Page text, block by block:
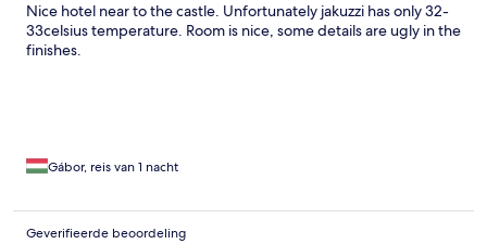
Nice hotel near to the castle. Unfortunately jakuzzi has only 32-
33celsius temperature. Room is nice, some details are ugly in the
finishes.
Gábor, reis van 1 nacht
Geverifieerde beoordeling